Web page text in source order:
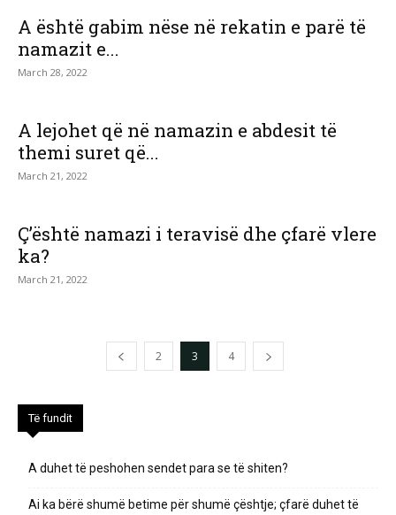
A është gabim nëse në rekatin e parë të
namazit e...
March 28, 2022
A lejohet që në namazin e abdesit të
themi suret që...
March 21, 2022
Ç’është namazi i teravisë dhe çfarë vlere
ka?
March 21, 2022
2 3 4
Të fundit
A duhet të peshohen sendet para se të shiten?
Ai ka bërë shumë betime për shumë çështje; çfarë duhet të